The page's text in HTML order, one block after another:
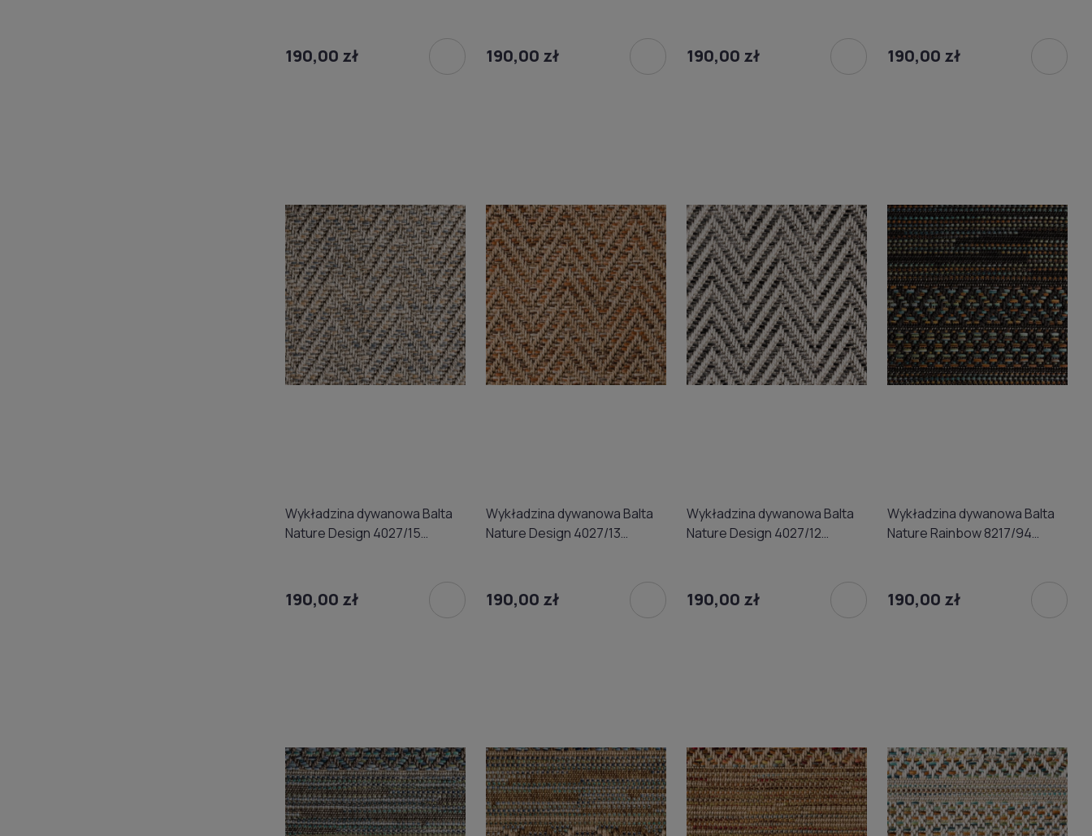
190,00 zł 190,00 zł 190,00 zł 190,00 zł
Wykładzina dywanowa Balta
Nature Design 4027/15
190,00 zł
Wykładzina dywanowa Balta
Nature Design 4027/13
190,00 zł
Wykładzina dywanowa Balta
Nature Design 4027/12
190,00 zł
Wykładzina dywanowa Balta
Nature Rainbow 8217/94
190,00 zł